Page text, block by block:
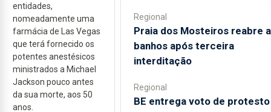
entidades,
nomeadamente uma
farmácia de Las Vegas
que terá fornecido os
potentes anestésicos
ministrados a Michael
Jackson pouco antes
da sua morte, aos 50
anos.
Regional
Praia dos Mosteiros reabre a
banhos após terceira
interditação
Regional
BE entrega voto de protesto